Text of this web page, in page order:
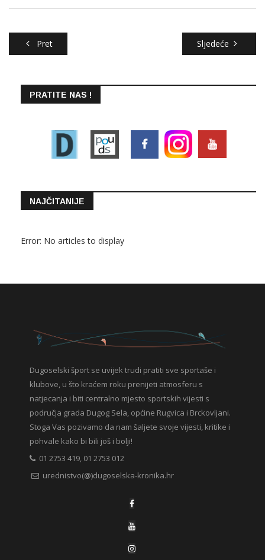
Pret Sljedeće
PRATITE NAS !
NAJČITANIJE
Error: No articles to display
Dugoselski šport se uvijek trudi pratiti sve sportaše i
klubove, u što kraćem roku prenijeti atmosferu s
natjecanja i biti centralno mjesto sportskih vijesti s
područja grada Dugog Sela, općine Rugvica i Brckovljani.
Stoga Vas pozivamo da nam šaljete svoje vijesti, kritike i
pohvale kako bi bili još i bolji!
01 2753 419, 01 2753 012
urednistvo(@)dugoselska-kronika.hr